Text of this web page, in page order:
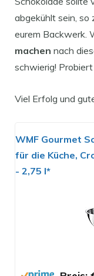
abgekühlt sein,
eurem Backwerk.
machen nach
schwierig!
Viel Erfolg und
WMF Gourmet
für die Küche,
- 2,75 l*